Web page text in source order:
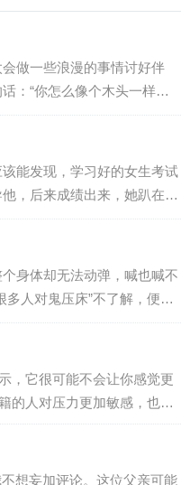
做一些浪漫的事情讨好伴
：“你怎么像个木头一样。”/
但他的心里却是温暖的。他
们有着敏感且丰富的内心，
一个人的方式，是默默的，
头…
能发现，学习好的女生考试
，后来成绩出来，她趴在那
？她坐起来，我看到他考了
前我也开始焦虑了。小伙伴
还是上北大，纠结得要命。
就过…
身体却无法动弹，喊也喊不
人对鬼压床”不了解，便从
被压死？事实上，鬼压床”的
说的鬼压床”，有的地方叫
或是麻痹，只是为了形象地
，它很可能不会让你感觉更
的人对压力更加敏感，也会
况，比如压力反应（对压力
情绪稳定性，自尊和抑郁
助类…
想妄加评论。这位父亲可能